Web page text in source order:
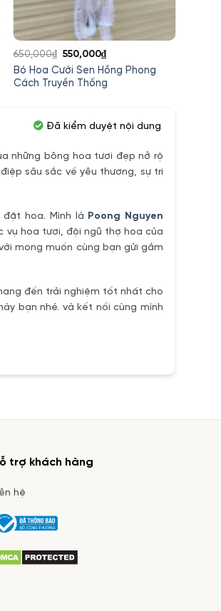
Bó Hoa Cưới Sen Hồng Phong
Cách Truyền Thống
650,000₫ Giá
gốc
là:
550,000₫Giá
hiện
tại
những bông hoa tươi đẹp nở rộ
sâu sắc về yêu thương, sự tri
hoa. Mình là Poong Nguyen
vụ hoa tươi, đội ngũ thợ hoa của
mong muốn cùng bạn gửi gắm
đến trải nghiệm tốt nhất cho
bạn nhé. và kết nối cùng mình
Đã kiểm duyệt nội dung
trợ khách hàng
hệ